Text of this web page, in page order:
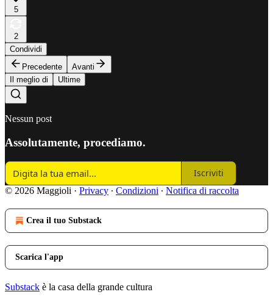
5
2
Condividi
Precedente
Avanti
Il meglio di
Ultime
Nessun post
Assolutamente, procediamo.
Iscriviti
© 2026 Maggioli · Privacy ∙ Condizioni ∙ Notifica di raccolta
Crea il tuo Substack
Scarica l'app
Substack è la casa della grande cultura